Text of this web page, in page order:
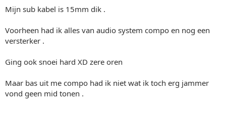
Mijn sub kabel is 15mm dik .
Voorheen had ik alles van audio system compo en nog een
versterker .
Ging ook snoei hard XD zere oren
Maar bas uit me compo had ik niet wat ik toch erg jammer
vond geen mid tonen .